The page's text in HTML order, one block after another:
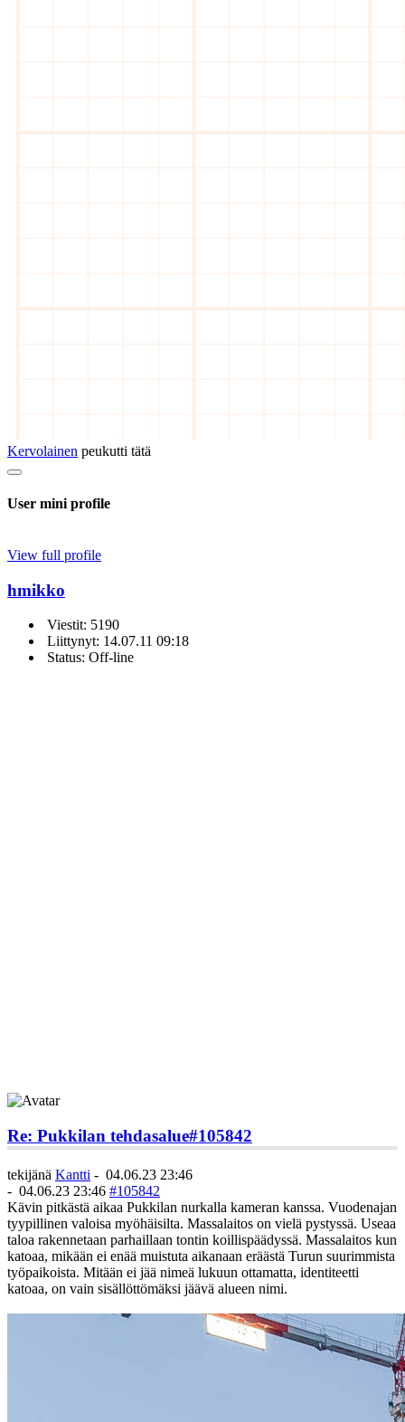
Kervolainen peukutti tätä
User mini profile
View full profile
hmikko
Viestit: 5190
Liittynyt: 14.07.11 09:18
Status: Off-line
Re: Pukkilan tehdasalue#105842
tekijänä Kantti - 04.06.23 23:46
- 04.06.23 23:46 #105842
Kävin pitkästä aikaa Pukkilan nurkalla kameran kanssa. Vuodenajan
tyypillinen valoisa myöhäisilta. Massalaitos on vielä pystyssä. Useaa
taloa rakennetaan parhaillaan tontin koillispäädyssä. Massalaitos kun
katoaa, mikään ei enää muistuta aikanaan eräästä Turun suurimmista
työpaikoista. Mitään ei jää nimeä lukuun ottamatta, identiteetti
katoaa, on vain sisällöttömäksi jäävä alueen nimi.